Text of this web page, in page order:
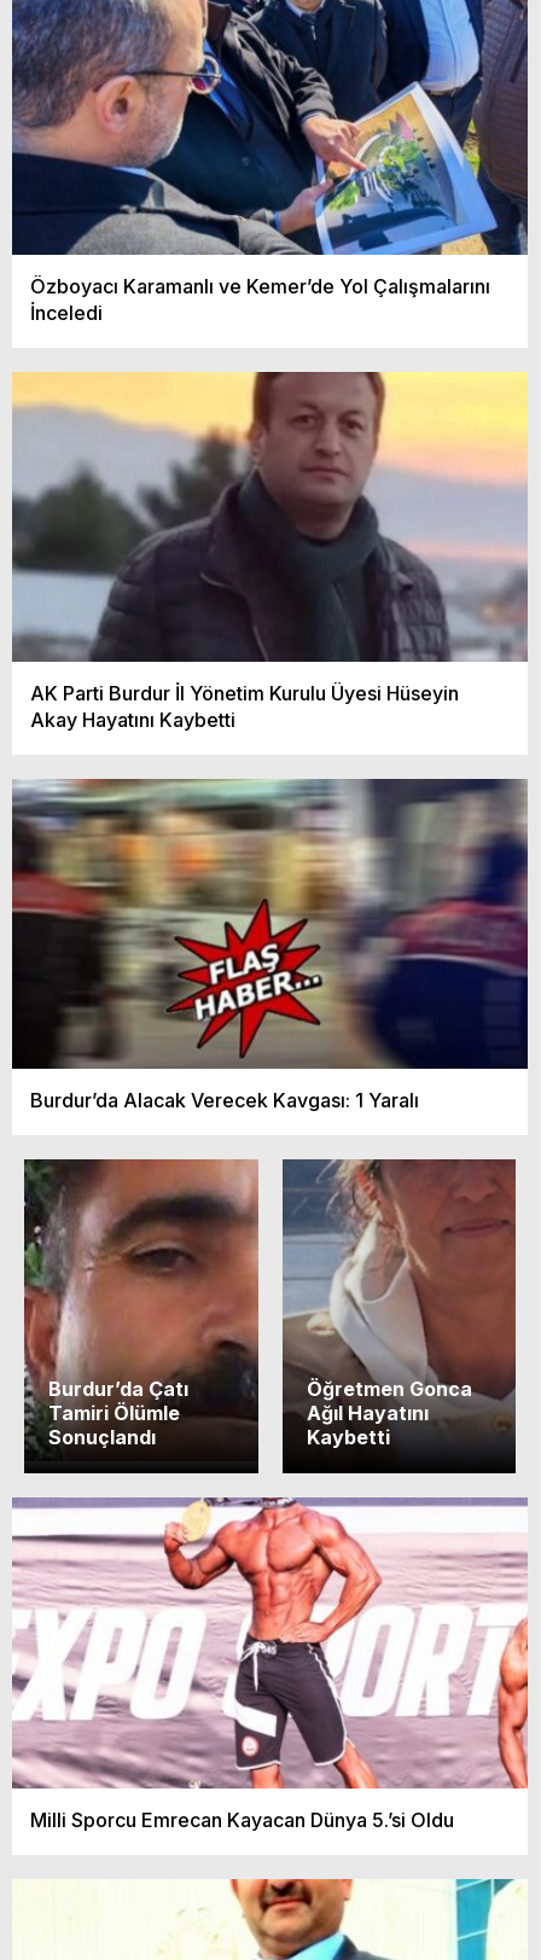
Özboyacı Karamanlı ve Kemer’de Yol Çalışmalarını
İnceledi
AK Parti Burdur İl Yönetim Kurulu Üyesi Hüseyin
Akay Hayatını Kaybetti
Burdur’da Alacak Verecek Kavgası: 1 Yaralı
Burdur’da Çatı
Tamiri Ölümle
Sonuçlandı
Öğretmen Gonca
Ağıl Hayatını
Kaybetti
Milli Sporcu Emrecan Kayacan Dünya 5.’si Oldu